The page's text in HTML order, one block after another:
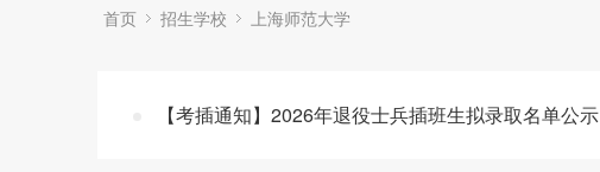
首页 招生学校 上海师范大学
【考插通知】2026年退役士兵插班生拟录取名单公示